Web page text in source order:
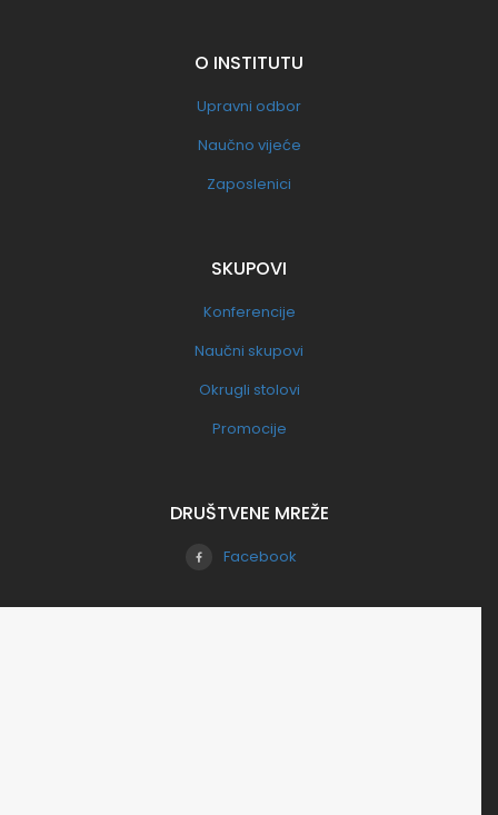
O INSTITUTU
Upravni odbor
Naučno vijeće
Zaposlenici
SKUPOVI
Konferencije
Naučni skupovi
Okrugli stolovi
Promocije
DRUŠTVENE MREŽE
Facebook